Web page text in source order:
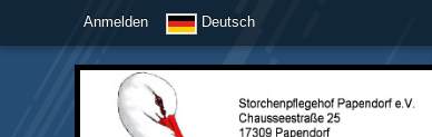
Anmelden Deutsch